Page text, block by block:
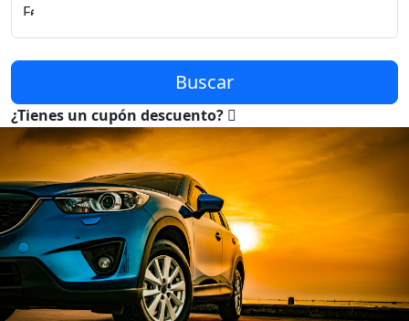
Fecha y Hora de Entrega
Buscar
¿Tienes un cupón descuento?